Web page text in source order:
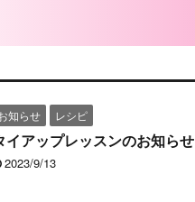
知らせ
レシピ
イアップレッスンのお知らせ
2023/9/13